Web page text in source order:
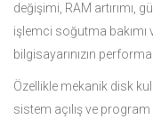
değişimi, RAM artırımı,
işlemci soğutma bakımı
bilgisayarınızın
Özellikle mekanik disk
sistem açılış ve program